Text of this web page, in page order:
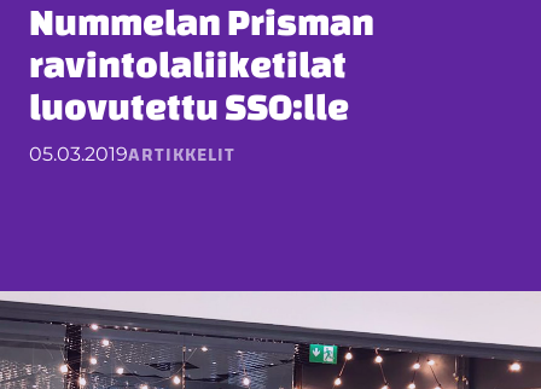
Nummelan Prisman
ravintolaliiketilat
luovutettu SSO:lle
05.03.2019ARTIKKELIT